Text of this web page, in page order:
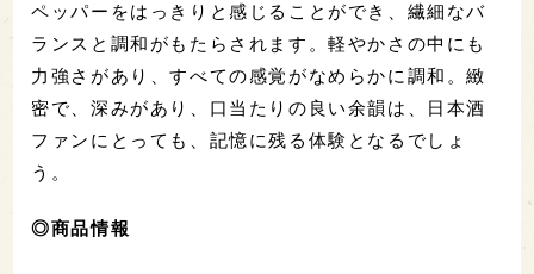
ペッパーをはっきりと感じることができ、繊細なバ
ランスと調和がもたらされます。軽やかさの中にも
力強さがあり、すべての感覚がなめらかに調和。緻
密で、深みがあり、口当たりの良い余韻は、日本酒
ファンにとっても、記憶に残る体験となるでしょ
う。
◎商品情報